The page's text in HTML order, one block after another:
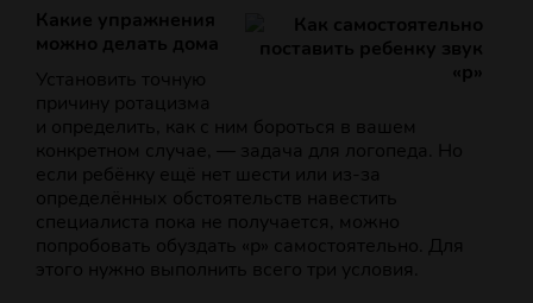
Какие упражнения
можно делать дома
Установить точную
причину ротацизма
и определить, как с ним бороться в вашем
конкретном случае, — задача для логопеда. Но
если ребёнку ещё нет шести или из‑за
определённых обстоятельств навестить
специалиста пока не получается, можно
попробовать обуздать «р» самостоятельно. Для
этого нужно выполнить всего три условия.